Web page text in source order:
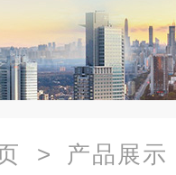
> 产品展示